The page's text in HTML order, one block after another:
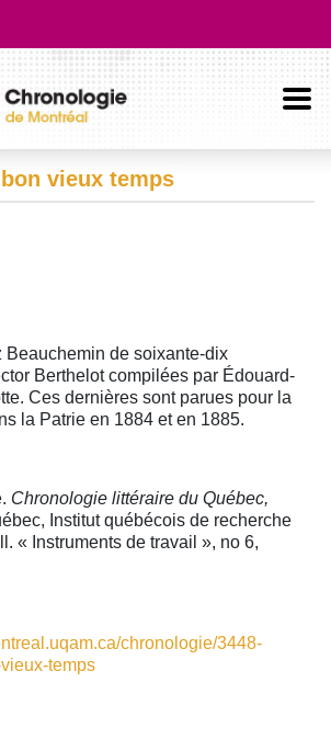
principal
vieux temps
Beauchemin de soixante-dix
Berthelot compilées par Édouard-
Ces dernières sont parues pour la
la Patrie en 1884 et en 1885.
Chronologie littéraire du Québec,
Institut québécois de recherche
« Instruments de travail », no 6,
chronologie/3448-
temps